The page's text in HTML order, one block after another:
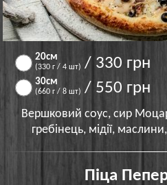
20см
(330 г / 4 шт) / 330 грн
30см
(660 г / 8 шт) / 550 грн
Вершковий соус, сир
гребінець, мідії,
Піца